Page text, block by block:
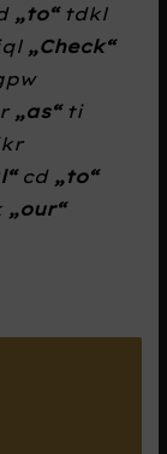
to tdkl
Check
as ti
cd
to
our